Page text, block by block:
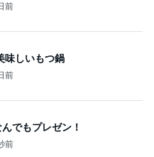
前
味しいもつ鍋
前
でもプレゼン！
前